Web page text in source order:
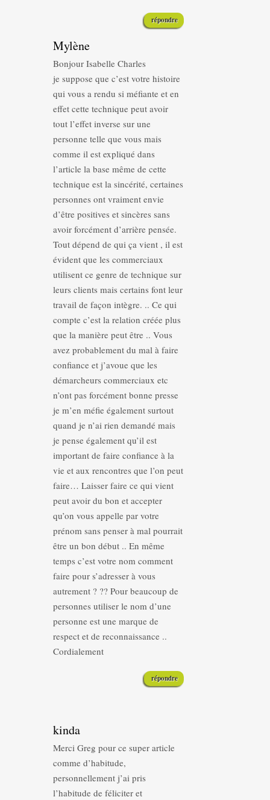
répondre
Mylène
Bonjour Isabelle Charles
je suppose que c’est votre histoire
qui vous a rendu si méfiante et en
effet cette technique peut avoir
tout l’effet inverse sur une
personne telle que vous mais
comme il est expliqué dans
l’article la base même de cette
technique est la sincérité, certaines
personnes ont vraiment envie
d’être positives et sincères sans
avoir forcément d’arrière pensée.
Tout dépend de qui ça vient , il est
évident que les commerciaux
utilisent ce genre de technique sur
leurs clients mais certains font leur
travail de façon intègre. .. Ce qui
compte c’est la relation créée plus
que la manière peut être .. Vous
avez probablement du mal à faire
confiance et j’avoue que les
démarcheurs commerciaux etc
n’ont pas forcément bonne presse
je m’en méfie également surtout
quand je n’ai rien demandé mais
je pense également qu’il est
important de faire confiance à la
vie et aux rencontres que l’on peut
faire… Laisser faire ce qui vient
peut avoir du bon et accepter
qu’on vous appelle par votre
prénom sans penser à mal pourrait
être un bon début .. En même
temps c’est votre nom comment
faire pour s’adresser à vous
autrement ? ?? Pour beaucoup de
personnes utiliser le nom d’une
personne est une marque de
respect et de reconnaissance ..
Cordialement
répondre
kinda
Merci Greg pour ce super article
comme d’habitude,
personnellement j’ai pris
l’habitude de féliciter et